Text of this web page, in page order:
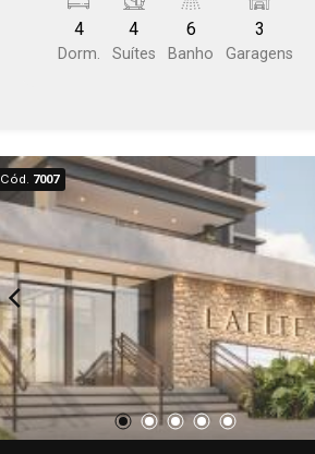
living ampliado, ilha e varanda gourmet.
Localização estratégica, com fácil
acesso as principais vias de Bauru.
4
Dorm.
4
Suítes
6
Banho
3
Garagens
Cód. 7007